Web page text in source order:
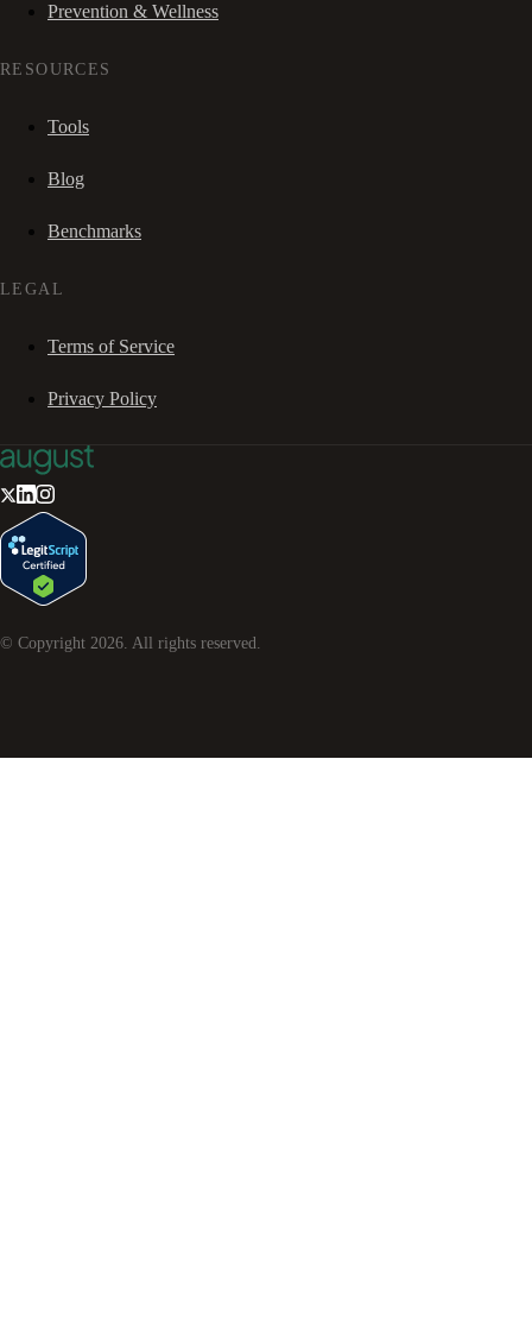
Prevention & Wellness
RESOURCES
Tools
Blog
Benchmarks
LEGAL
Terms of Service
Privacy Policy
© Copyright 2026 . All rights reserved.